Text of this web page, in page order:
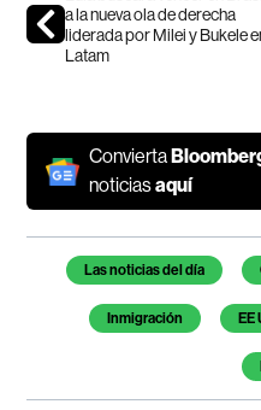
a la nueva ola de derecha
liderada por Milei y Bukele
Latam
Convierta
noticiasaquí
Temas de este artículo
Las noticias del día
Inmigración EE